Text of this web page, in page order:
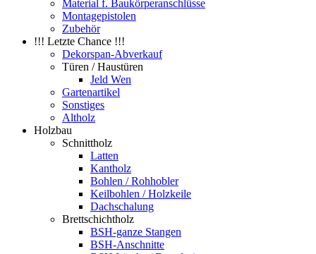
Material f. Baukörperanschlüsse
Montagepistolen
Zubehör
!!! Letzte Chance !!!
Dekorspan-Abverkauf
Türen / Haustüren
Jeld Wen
Gartenartikel
Sonstiges
Altholz
Holzbau
Schnittholz
Latten
Kantholz
Bohlen / Rohhobler
Keilbohlen / Holzkeile
Dachschalung
Brettschichtholz
BSH-ganze Stangen
BSH-Anschnitte